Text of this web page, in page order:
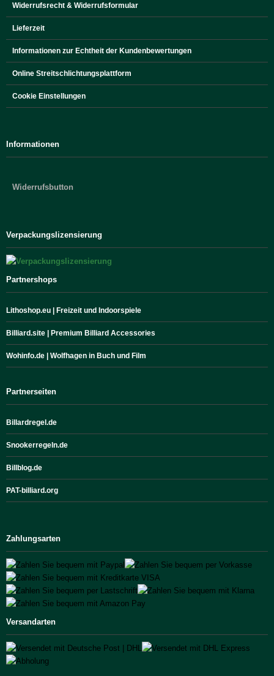
Widerrufsrecht & Widerrufsformular
Lieferzeit
Informationen zur Echtheit der Kundenbewertungen
Online Streitschlichtungsplattform
Cookie Einstellungen
Informationen
Widerrufsbutton
Verpackungslizensierung
Partnershops
Lithoshop.eu | Freizeit und Indoorspiele
Billiard.site | Premium Billiard Accessories
Wohinfo.de | Wolfhagen in Buch und Film
Partnerseiten
Billardregel.de
Snookerregeln.de
Billblog.de
PAT-billiard.org
Zahlungsarten
Versandarten